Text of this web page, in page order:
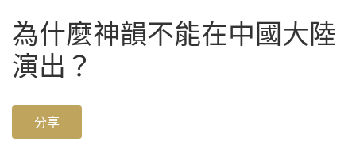
為什麼神韻不能在中國大陸
演出？
分享